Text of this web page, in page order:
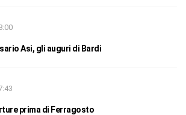
Asi, gli auguri di Bardi
prima di Ferragosto